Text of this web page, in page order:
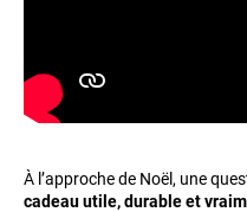
À l’approche de Noël, une
cadeau utile, durable et